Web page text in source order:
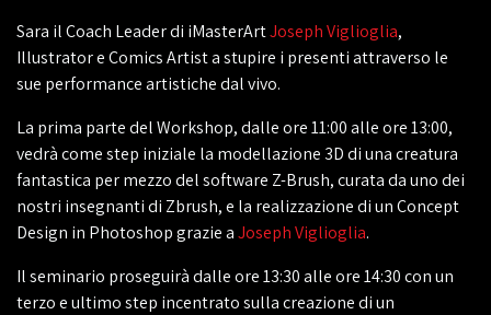
Sara il Coach Leader di iMasterArtJoseph Viglioglia,
Illustrator e Comics Artist a stupire i presenti attraverso le
sue performance artistiche dal vivo.
La prima parte del Workshop, dalle ore 11:00 alle ore 13:00,
vedrà come step iniziale la modellazione 3D di una creatura
fantastica per mezzo del software Z-Brush, curata da uno dei
nostri insegnanti di Zbrush, e la realizzazione di un Concept
Design in Photoshop grazie aJoseph Viglioglia.
Il seminario proseguirà dalle ore 13:30 alle ore 14:30 con un
terzo e ultimo step incentrato sulla creazione di un